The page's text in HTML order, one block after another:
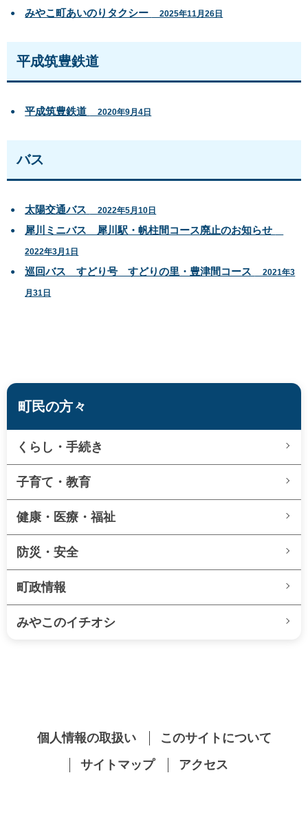
みやこ町あいのりタクシー 2025年11月26日
平成筑豊鉄道
平成筑豊鉄道 2020年9月4日
バス
太陽交通バス 2022年5月10日
犀川ミニバス 犀川駅・帆柱間コース廃止のお知らせ
2022年3月1日
巡回バス すどり号 すどりの里・豊津間コース 2021年3
月31日
町民の方々
くらし・手続き
子育て・教育
健康・医療・福祉
防災・安全
町政情報
みやこのイチオシ
個人情報の取扱い
このサイトについて
サイトマップ
アクセス